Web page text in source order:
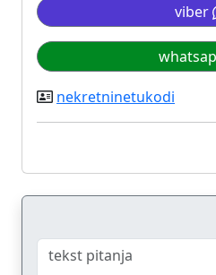
viber
nekretninetukodi